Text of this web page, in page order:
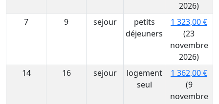
2026)
7
9 sejour
petits
déjeuners
1 323,00 €
(23
novembre
2026)
14
16 sejour
logement
seul
1 362,00 €
(9
novembre